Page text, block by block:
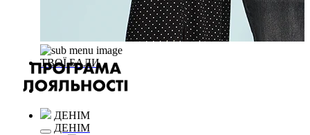
ТВОЇ БАЛИ
ДЕНІМ
ДЕНІМ